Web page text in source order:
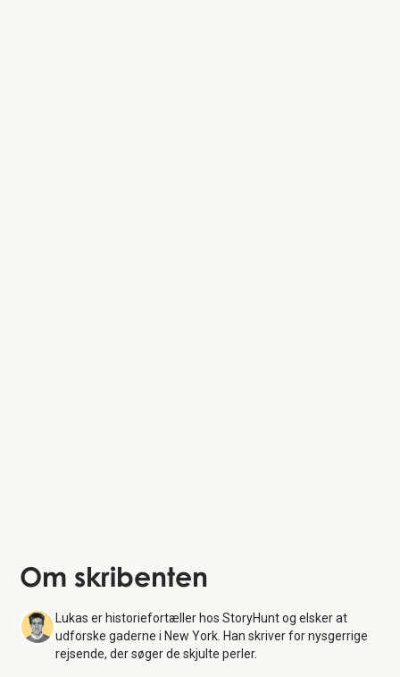
Om skribenten
Lukas er historiefortæller hos StoryHunt og elsker at
udforske gaderne i New York. Han skriver for nysgerrige
rejsende, der søger de skjulte perler.